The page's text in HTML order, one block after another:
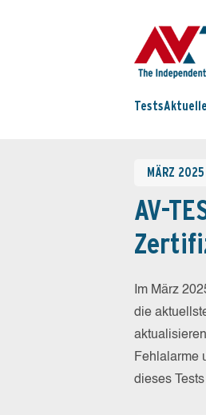
Tests
MÄRZ 2025
AV-
Im März
die
Fehlalarme
dieses